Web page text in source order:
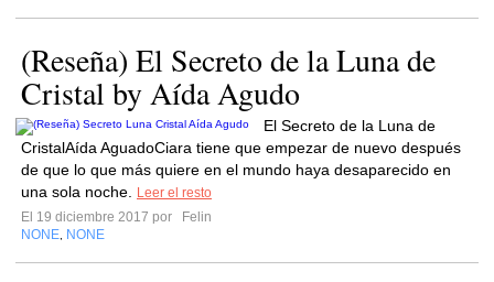
(Reseña) El Secreto de la Luna de
Cristal by Aída Agudo
El Secreto de la Luna de
CristalAída AguadoCiara tiene que empezar de nuevo después
de que lo que más quiere en el mundo haya desaparecido en
una sola noche.
Leer el resto
El 19 diciembre 2017 por
Felin
NONE NONE